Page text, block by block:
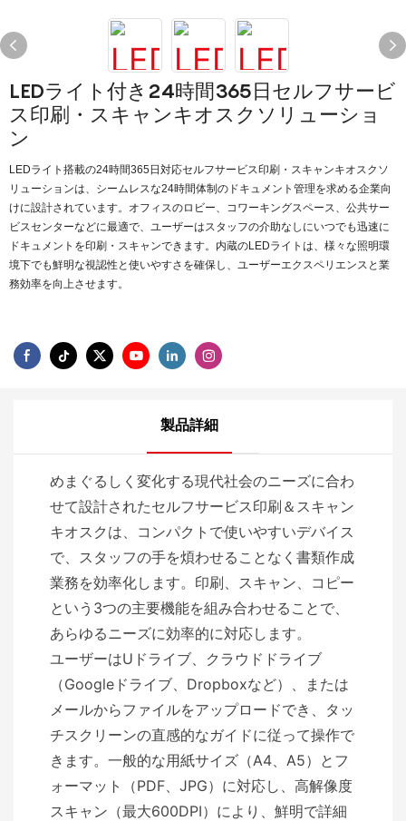
LEDライト付き24時間365日セルフサービ
ス印刷・スキャンキオスクソリューショ
ン
LEDライト搭載の24時間365日対応セルフサービス印刷・スキャンキオスクソ
リューションは、シームレスな24時間体制のドキュメント管理を求める企業向
けに設計されています。オフィスのロビー、コワーキングスペース、公共サー
ビスセンターなどに最適で、ユーザーはスタッフの介助なしにいつでも迅速に
ドキュメントを印刷・スキャンできます。内蔵のLEDライトは、様々な照明環
境下でも鮮明な視認性と使いやすさを確保し、ユーザーエクスペリエンスと業
務効率を向上させます。
製品詳細
めまぐるしく変化する現代社会のニーズに合わ
せて設計されたセルフサービス印刷＆スキャン
キオスクは、コンパクトで使いやすいデバイス
で、スタッフの手を煩わせることなく書類作成
業務を効率化します。印刷、スキャン、コピー
という3つの主要機能を組み合わせることで、
あらゆるニーズに効率的に対応します。
ユーザーはUドライブ、クラウドドライブ
（Googleドライブ、Dropboxなど）、または
メールからファイルをアップロードでき、タッ
チスクリーンの直感的なガイドに従って操作で
きます。一般的な用紙サイズ（A4、A5）とフ
ォーマット（PDF、JPG）に対応し、高解像度
スキャン（最大600DPI）により、鮮明で詳細